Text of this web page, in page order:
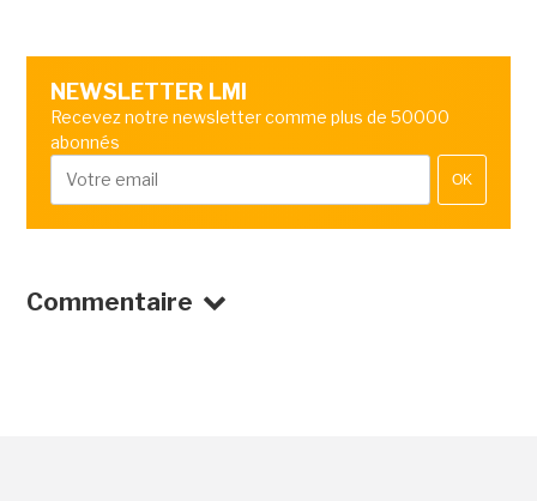
NEWSLETTER LMI
Recevez notre newsletter comme plus de 50000
abonnés
OK
Commentaire